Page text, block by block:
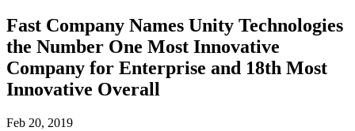
プランと価格
デプロイ
マルチプラットフォーム
顧客体験
インタラクティブな3D体験を作成する
業界
製造業
ロードマップ
今後の機能をレビューする
用語集
インサイト
コミュニティストーリー
Made with Unity
Unityクリエイターの紹介
開発者、クリエイター、インサイダーに参加する
スタートガイド
学習を開始しましょう
Unityエッセンシャルパスウェイ
FAQ
よくある質問への回答
お問い合わせ
私たちのチームに連絡する
Fast Company Names Unity Technologies
the Number One Most Innovative
Company for Enterprise and 18th Most
Innovative Overall
Feb 20, 2019